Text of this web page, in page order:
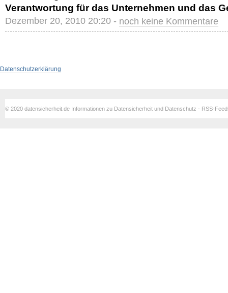
Verantwortung für das Unternehmen und das
Dezember 20, 2010 20:20 - noch keine Kommentare
Datenschutzerklärung
© 2020 datensicherheit.de Informationen zu Datensicherheit und Datenschutz - RSS-